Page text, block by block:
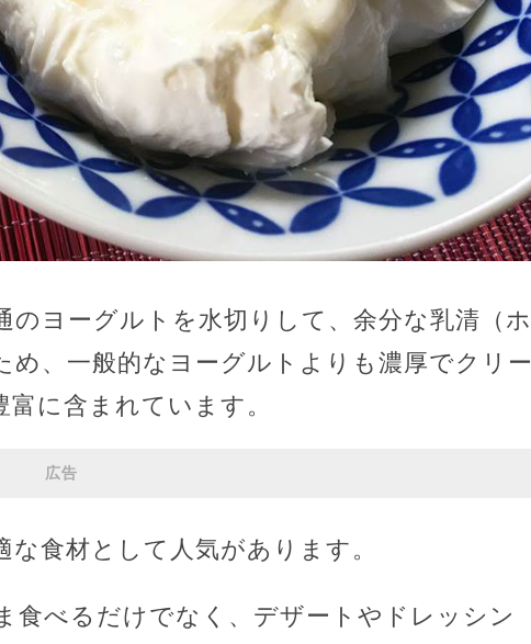
ヨーグルトを水切りして、余分な乳清（ホ
、一般的なヨーグルトよりも濃厚でクリー
に含まれています。
広告
食材として人気があります。
食べるだけでなく、デザートやドレッシン